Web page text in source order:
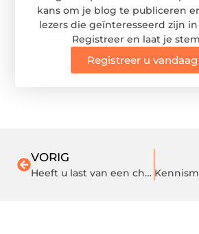
kans om je blog te publiceren
lezers die geïnteresseerd zijn
Registreer en laat je
Registreer u
VORIG
Heeft u last van een chronische hoest?